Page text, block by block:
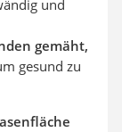
und
gemäht,
gesund zu